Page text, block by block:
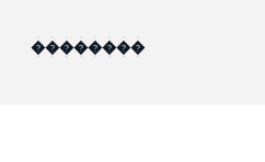
��������